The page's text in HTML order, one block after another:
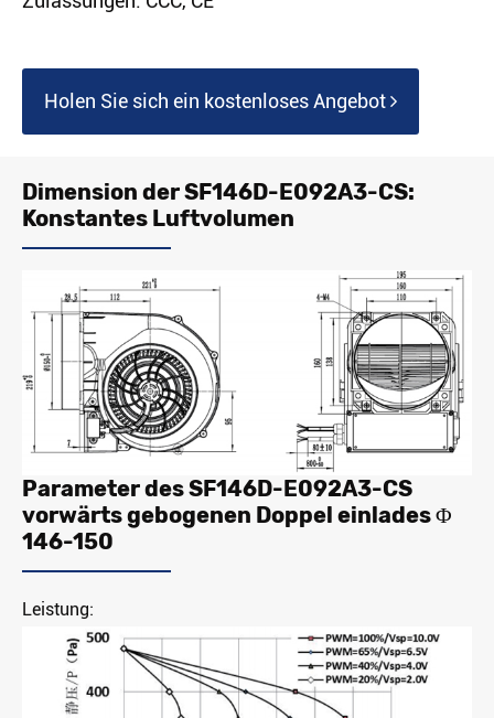
Holen Sie sich ein kostenloses Angebot
Dimension der SF146D-E092A3-CS:
Konstantes Luftvolumen
Parameter des SF146D-E092A3-CS
vorwärts gebogenen Doppel einlades Φ
146-150
Leistung: